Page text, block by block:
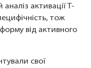
активації Т-
тож
від активного
свої